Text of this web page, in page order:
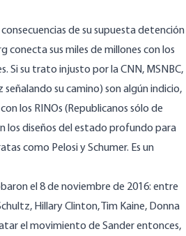
de susupuesta detención
conecta sus miles de millones con los
Si su trato injusto por la CNN, MSNBC,
su camino) son algún indicio,
los RINOs (Republicanos sólo de
los diseños del estado profundo para
como Pelosi y Schumer. Es un
el 8 de noviembre de 2016: entre
Hillary Clinton, Tim Kaine, Donna
el movimiento de Sander entonces,